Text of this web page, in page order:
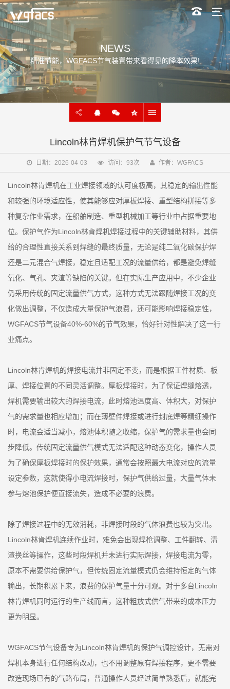
NEWS
精准节能，WGFACS节气装置带来看得见的降本效果!
Lincoln林肯焊机保护气节气设备
日期：2026-04-03 访问：93次 作者：WGFACS
Lincoln林肯焊机在工业焊接领域的认可度极高，其稳定的输出性能
和较强的环境适应性，使其能够应对厚板焊接、重型结构拼接等多
种复杂作业需求，在船舶制造、重型机械加工等行业中占据重要地
位。保护气作为Lincoln林肯焊机焊接过程中的关键辅助材料，其供
给的合理性直接关系到焊缝的最终质量，无论是纯二氧化碳保护焊
还是二元混合气焊接，稳定且适配工况的流量供给，都是避免焊缝
氧化、气孔、夹渣等缺陷的关键。但在实际生产应用中，不少企业
仍采用传统的固定流量供气方式，这种方式无法跟随焊接工况的变
化做出调整，不仅造成大量保护气浪费，还可能影响焊接稳定性，
WGFACS节气设备40%-60%的节气效果，恰好针对性解决了这一行
业痛点。
Lincoln林肯焊机的焊接电流并非固定不变，而是根据工件材质、板
厚、焊接位置的不同灵活调整。厚板焊接时，为了保证焊缝熔透，
焊机需要输出较大的焊接电流，此时熔池温度高、体积大，对保护
气的需求量也相应增加；而在薄壁件焊接或进行封底焊等精细操作
时，电流会适当减小，熔池体积随之收缩，保护气的需求量也会同
步降低。传统固定流量供气模式无法适配这种动态变化，操作人员
为了确保厚板焊接时的保护效果，通常会按照最大电流对应的流量
设定参数，这就使得小电流焊接时，保护气供给过量，大量气体未
参与熔池保护便直接流失，造成不必要的浪费。
除了焊接过程中的无效消耗，非焊接时段的气体浪费也较为突出。
Lincoln林肯焊机连续作业时，难免会出现焊枪调整、工件翻转、清
渣换丝等操作，这些时段焊机并未进行实际焊接，焊接电流为零，
原本不需要供给保护气，但传统固定流量模式仍会维持恒定的气体
输出，长期积累下来，浪费的保护气量十分可观。对于多台Lincoln
林肯焊机同时运行的生产线而言，这种粗放式供气带来的成本压力
更为明显。
WGFACS节气设备专为Lincoln林肯焊机的保护气调控设计，无需对
焊机本身进行任何结构改动，也不用调整原有焊接程序，更不需要
改造现场已有的气路布局，普通操作人员经过简单熟悉后，就能完